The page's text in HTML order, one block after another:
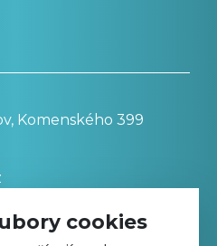
Komenského 399
cookies